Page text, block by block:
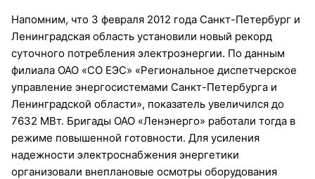
Напомним, что 3 февраля 2012 года Санкт-Петербург и
Ленинградская область установили новый рекорд
суточного потребления электроэнергии. По данным
филиала ОАО «СО ЕЭС» «Региональное диспетчерское
управление энергосистемами Санкт-Петербурга и
Ленинградской области», показатель увеличился до
7632 МВт. Бригады ОАО «Ленэнерго» работали тогда в
режиме повышенной готовности. Для усиления
надежности электроснабжения энергетики
организовали внеплановые осмотры оборудования